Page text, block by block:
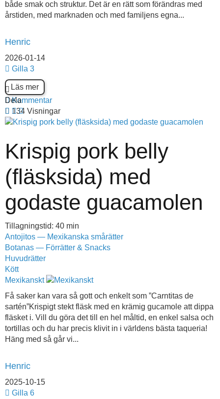
både smak och struktur. Det är en rätt som förändras med
årstiden, med marknaden och med familjens egna...
Henric
2026-01-14
Gilla 3
Läs mer
Kommentar
134 Visningar
Dela
Krispig pork belly
(fläsksida) med
godaste guacamolen
Tillagningstid: 40 min
Antojitos — Mexikanska smårätter
Botanas — Förrätter & Snacks
Huvudrätter
Kött
Mexikanskt
Få saker kan vara så gott och enkelt som ”Carntitas de
sartén”Krispigt stekt fläsk med en krämig gucamole att dippa
fläsket i. Vill du göra det till en hel måltid, en enkel salsa och
tortillas och du har precis klivit in i världens bästa taqueria!
Häng med så går vi...
Henric
2025-10-15
Gilla 6